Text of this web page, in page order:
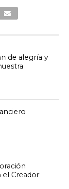
de alegría y
el Creador